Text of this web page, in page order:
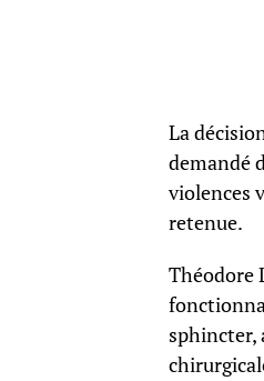
La
demandé
violences
retenue.
Théodore
sphincter,